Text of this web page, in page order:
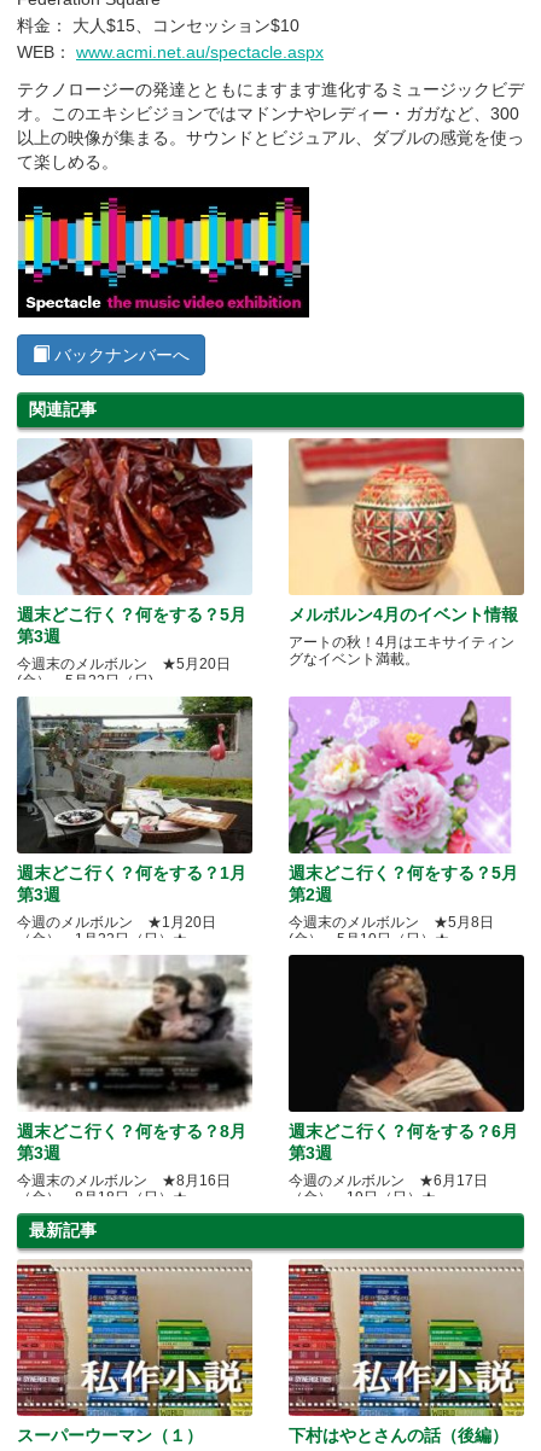
料金： 大人$15、コンセッション$10
WEB： www.acmi.net.au/spectacle.aspx
テクノロージーの発達とともにますます進化するミュージックビデ
オ。このエキシビジョンではマドンナやレディー・ガガなど、300
以上の映像が集まる。サウンドとビジュアル、ダブルの感覚を使っ
て楽しめる。
バックナンバーへ
関連記事
週末どこ行く？何をする？5月
第3週
今週末のメルボルン ★5月20日
(金）～5月22日（日)
メルボルン4月のイベント情報
アートの秋！4月はエキサイティン
グなイベント満載。
週末どこ行く？何をする？1月
第3週
今週のメルボルン ★1月20日
（金）～1月22日（日）★
週末どこ行く？何をする？5月
第2週
今週末のメルボルン ★5月8日
(金）～5月10日（日）★
週末どこ行く？何をする？8月
第3週
今週末のメルボルン ★8月16日
（金）～8月18日（日）★
週末どこ行く？何をする？6月
第3週
今週のメルボルン ★6月17日
（金）～19日（日）★
最新記事
スーパーウーマン（１） 下村はやとさんの話（後編）